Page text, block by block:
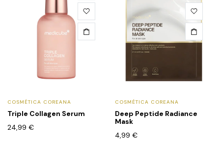
COSMÉTICA COREANA
Triple Collagen Serum
24,99 €
COSMÉTICA COREANA
Deep Peptide Radiance
Mask
4,99 €